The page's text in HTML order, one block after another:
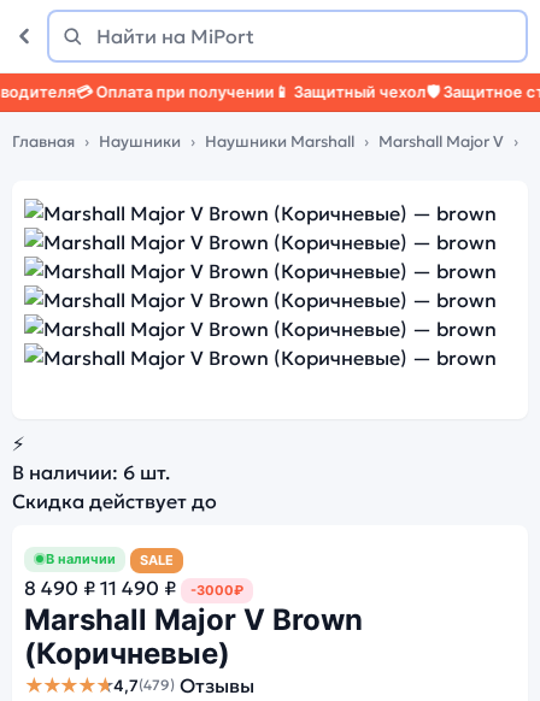
Поиск
Найти
💳 Оплата при получении📱 Защитный чехол🛡️ Защитное стекло🔧
Главная Наушники Наушники Marshall Marshall Major V
⚡
В наличии: 6 шт.
Скидка действует до
В наличии SALE
8 490 ₽ 11 490 ₽ -3000₽
Marshall Major V Brown
(Коричневые)
★★★★★4,7(479) Отзывы